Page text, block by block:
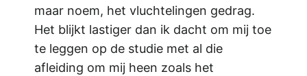
maar noem, het vluchtelingen gedrag.
Het blijkt lastiger dan ik dacht om mij toe
te leggen op de studie met al die
afleiding om mij heen zoals het